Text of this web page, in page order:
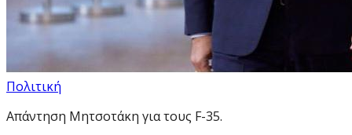
Πολιτική
Απάντηση Μητσοτάκη για τους F-35.